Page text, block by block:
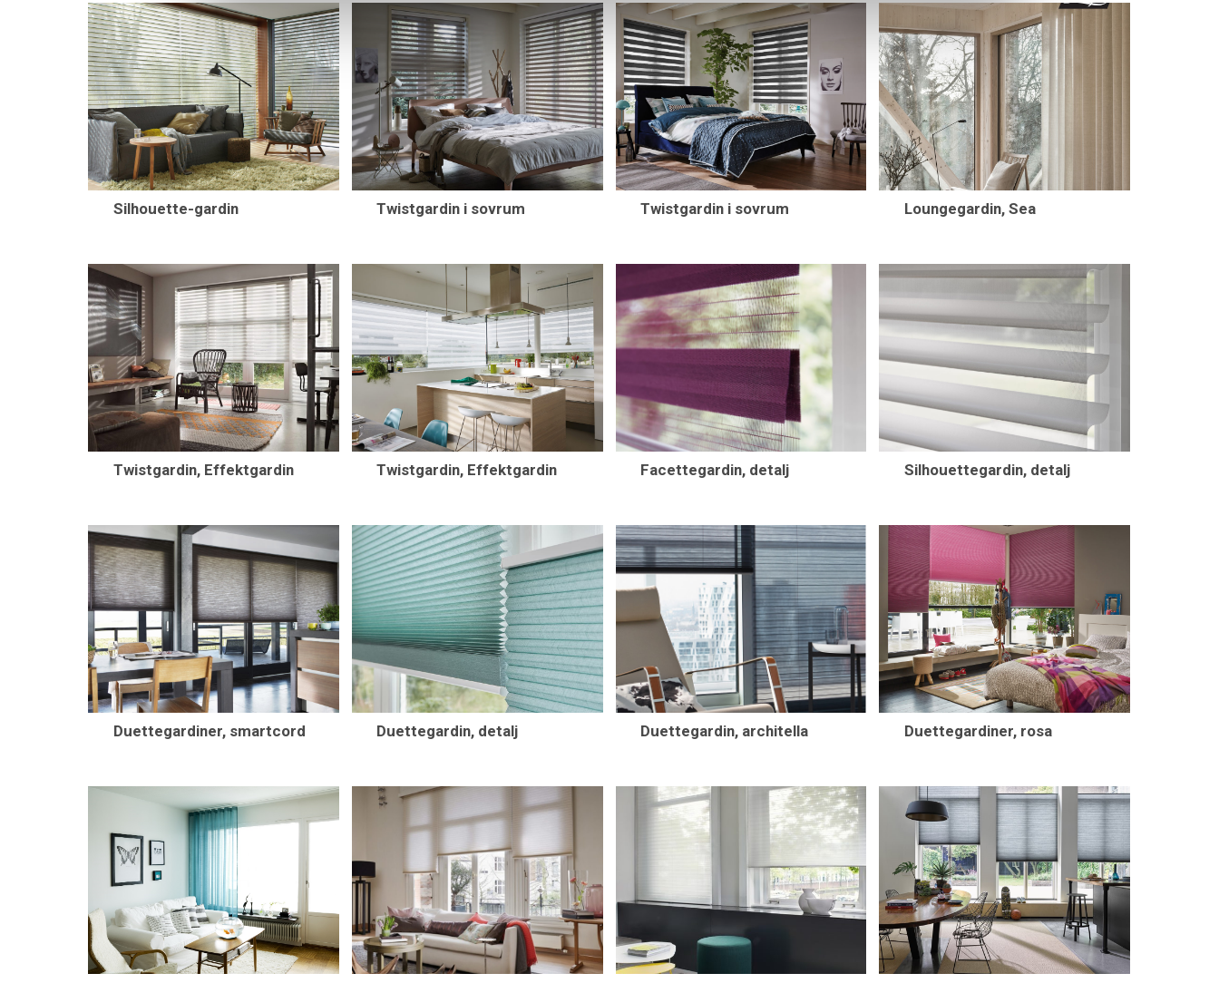
Silhouette-gardin Twistgardin i sovrum Twistgardin i sovrum Loungegardin, Sea
Twistgardin, Effektgardin Twistgardin, Effektgardin Facettegardin, detalj Silhouettegardin, detalj
Duettegardiner, smartcord Duettegardin, detalj Duettegardin, architella Duettegardiner, rosa